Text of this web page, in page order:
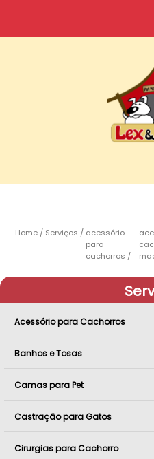
Home Serviços
acessório
para
cachorros
Acessório para Cachorros
Banhos e Tosas
Camas para Pet
Castração para Gatos
Cirurgias para Cachorro